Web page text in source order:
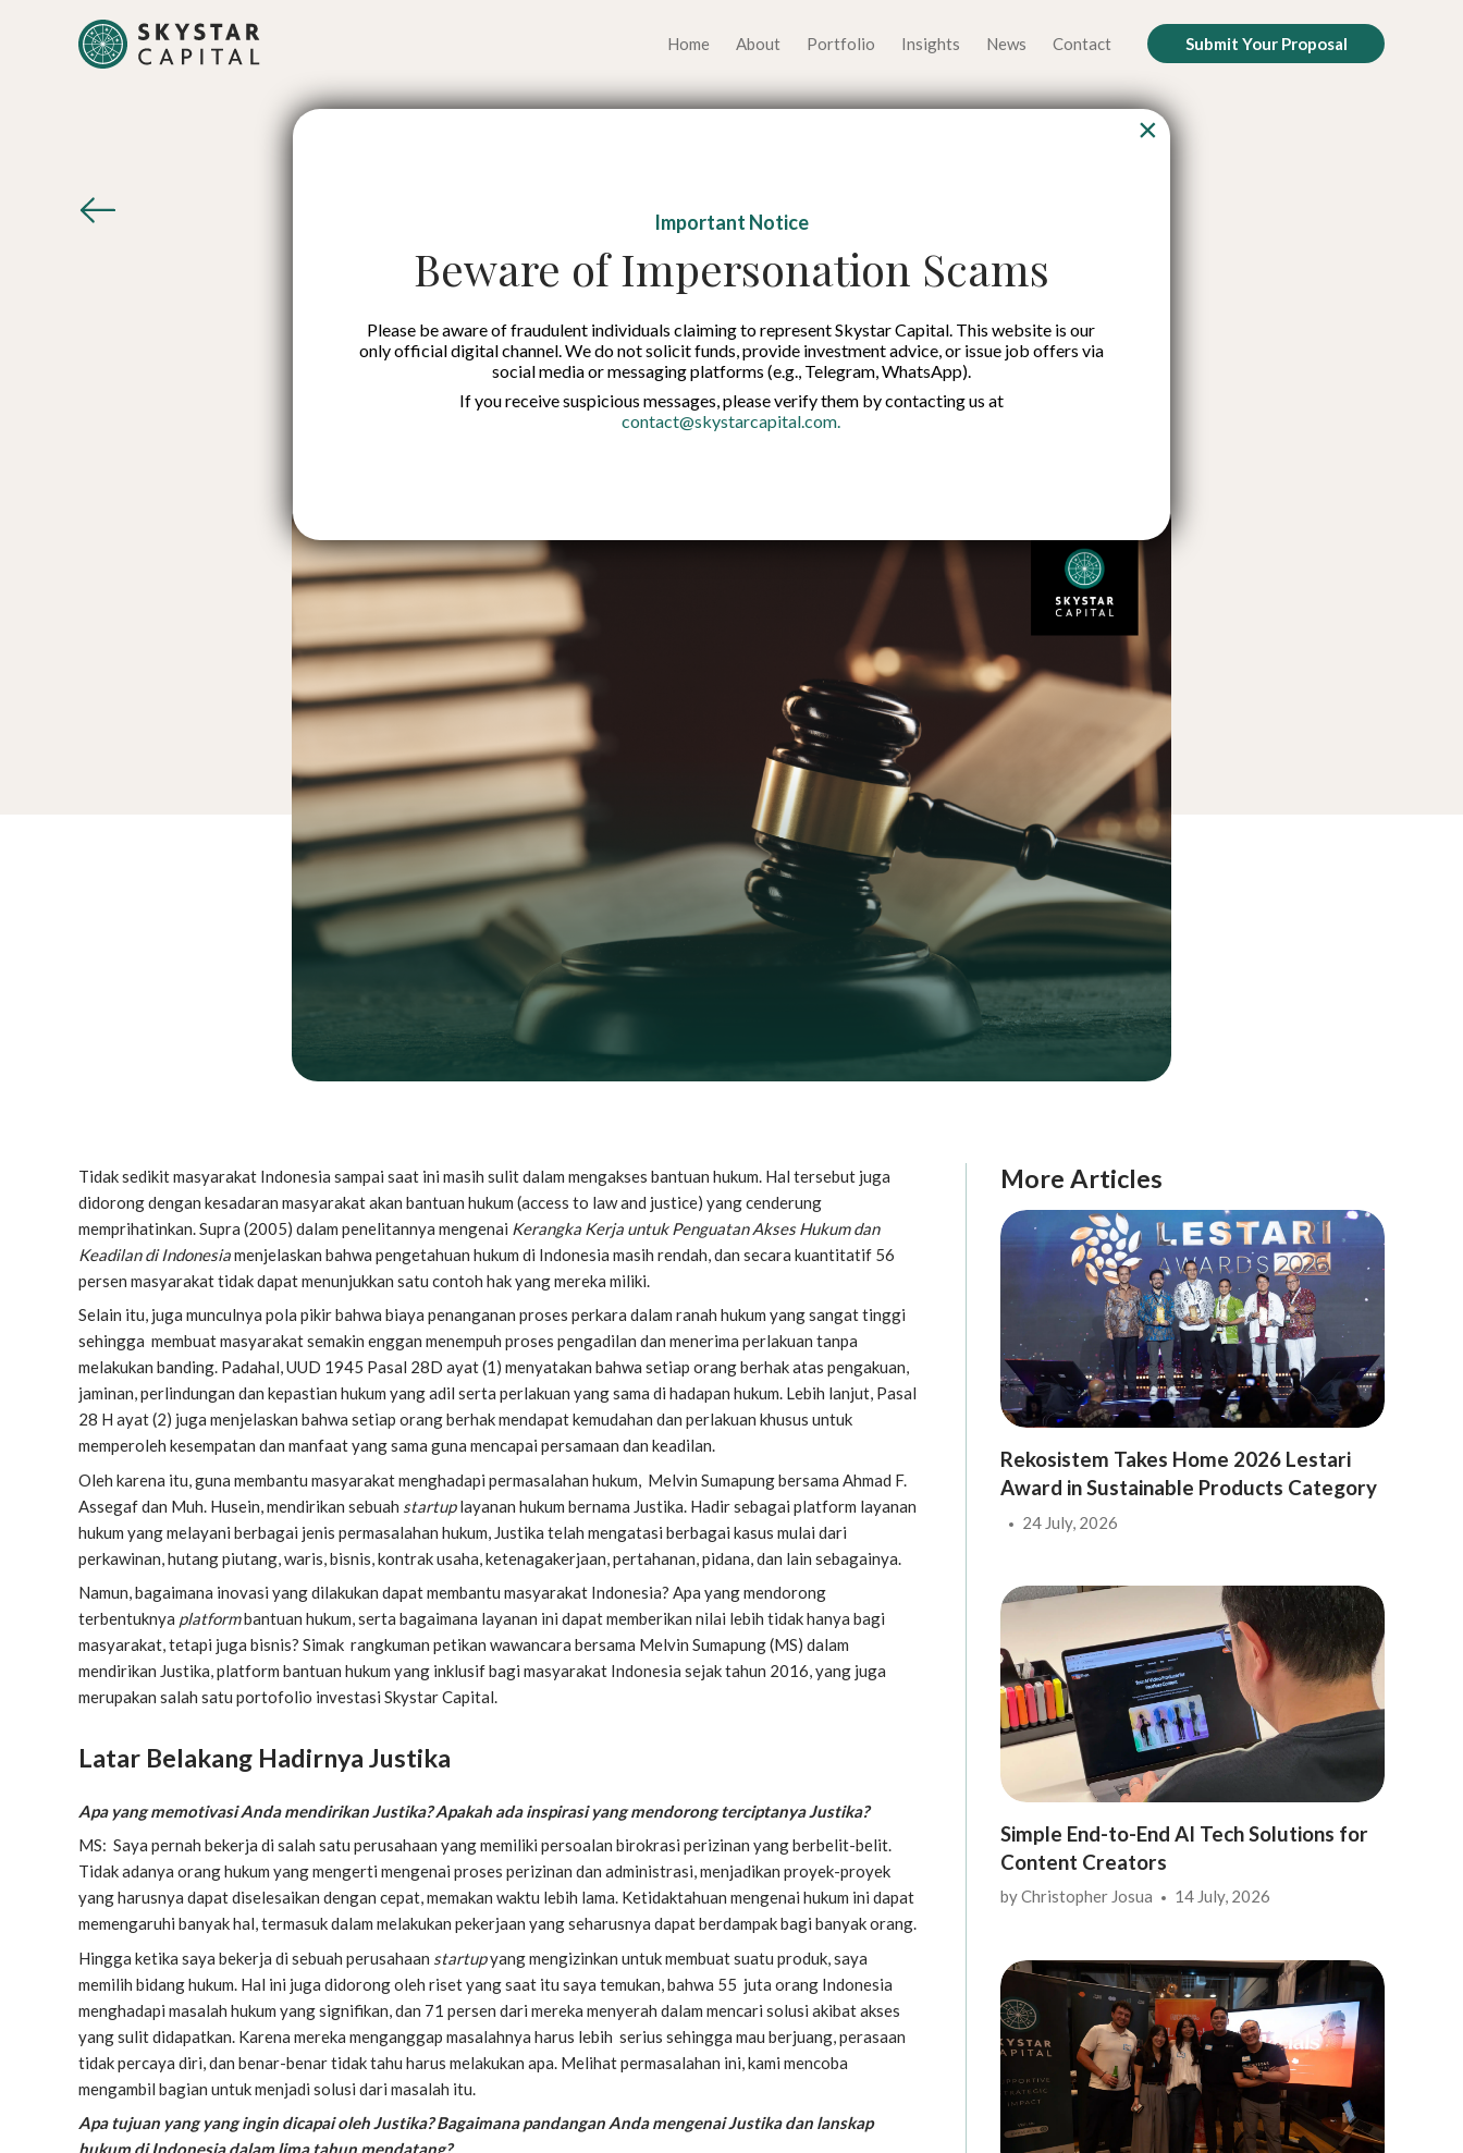
Home About Portfolio Insights News Contact Submit Your Proposal
Justika: Aksesibilitas Bantuan Hukum
yang Inklusif Bagi Masyarakat
Indonesia
Published on: 31 Oct 2022
English
Tidak sedikit masyarakat Indonesia sampai saat ini masih sulit dalam mengakses bantuan hukum. Hal tersebut juga
didorong dengan kesadaran masyarakat akan bantuan hukum (access to law and justice) yang cenderung
memprihatinkan. Supra (2005) dalam penelitannya mengenai Kerangka Kerja untuk Penguatan Akses Hukum dan
Keadilan di Indonesiamenjelaskan bahwa pengetahuan hukum di Indonesia masih rendah, dan secara kuantitatif 56
persen masyarakat tidak dapat menunjukkan satu contoh hak yang mereka miliki.
Selain itu, juga munculnya pola pikir bahwa biaya penanganan proses perkara dalam ranah hukum yang sangat tinggi
sehingga membuat masyarakat semakin enggan menempuh proses pengadilan dan menerima perlakuan tanpa
melakukan banding. Padahal, UUD 1945 Pasal 28D ayat (1) menyatakan bahwa setiap orang berhak atas pengakuan,
jaminan, perlindungan dan kepastian hukum yang adil serta perlakuan yang sama di hadapan hukum. Lebih lanjut, Pasal
28 H ayat (2) juga menjelaskan bahwa setiap orang berhak mendapat kemudahan dan perlakuan khusus untuk
memperoleh kesempatan dan manfaat yang sama guna mencapai persamaan dan keadilan.
Oleh karena itu, guna membantu masyarakat menghadapi permasalahan hukum, Melvin Sumapung bersama Ahmad F.
Assegaf dan Muh. Husein, mendirikan sebuah startuplayanan hukum bernama Justika. Hadir sebagai platform layanan
hukum yang melayani berbagai jenis permasalahan hukum, Justika telah mengatasi berbagai kasus mulai dari
perkawinan, hutang piutang, waris, bisnis, kontrak usaha, ketenagakerjaan, pertahanan, pidana, dan lain sebagainya.
Namun, bagaimana inovasi yang dilakukan dapat membantu masyarakat Indonesia? Apa yang mendorong
terbentuknya platformbantuan hukum, serta bagaimana layanan ini dapat memberikan nilai lebih tidak hanya bagi
masyarakat, tetapi juga bisnis? Simak rangkuman petikan wawancara bersama Melvin Sumapung (MS) dalam
mendirikan Justika, platform bantuan hukum yang inklusif bagi masyarakat Indonesia sejak tahun 2016, yang juga
merupakan salah satu portofolio investasi Skystar Capital.
Latar Belakang Hadirnya Justika
Apa yang memotivasi Anda mendirikan Justika? Apakah ada inspirasi yang mendorong terciptanya Justika?
MS: Saya pernah bekerja di salah satu perusahaan yang memiliki persoalan birokrasi perizinan yang berbelit-belit.
Tidak adanya orang hukum yang mengerti mengenai proses perizinan dan administrasi, menjadikan proyek-proyek
yang harusnya dapat diselesaikan dengan cepat, memakan waktu lebih lama. Ketidaktahuan mengenai hukum ini dapat
memengaruhi banyak hal, termasuk dalam melakukan pekerjaan yang seharusnya dapat berdampak bagi banyak orang.
Hingga ketika saya bekerja di sebuah perusahaan startupyang mengizinkan untuk membuat suatu produk, saya
memilih bidang hukum. Hal ini juga didorong oleh riset yang saat itu saya temukan, bahwa 55 juta orang Indonesia
menghadapi masalah hukum yang signifikan, dan 71 persen dari mereka menyerah dalam mencari solusi akibat akses
yang sulit didapatkan. Karena mereka menganggap masalahnya harus lebih serius sehingga mau berjuang, perasaan
tidak percaya diri, dan benar-benar tidak tahu harus melakukan apa. Melihat permasalahan ini, kami mencoba
mengambil bagian untuk menjadi solusi dari masalah itu.
Apa tujuan yang yang ingin dicapai oleh Justika? Bagaimana pandangan Anda mengenai Justika dan lanskap
More Articles
Rekosistem Takes Home 2026 Lestari
Award in Sustainable Products Category
24 July, 2026
Simple End-to-End AI Tech Solutions for
Content Creators
byChristopher Josua 14 July, 2026
Important Notice
Beware of Impersonation Scams
Please be aware of fraudulent individuals claiming to represent Skystar Capital. This website is our
only official digital channel. We do not solicit funds, provide investment advice, or issue job offers via
social media or messaging platforms (e.g., Telegram, WhatsApp).
If you receive suspicious messages, please verify them by contacting us at
contact@skystarcapital.com
×